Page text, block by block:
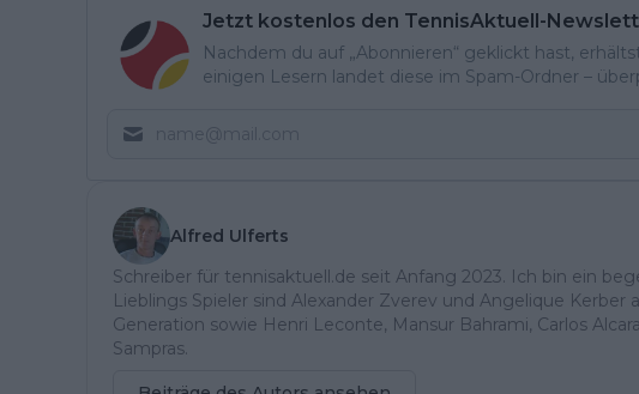
Jetzt kostenlos den TennisAktuell-
Nachdem du auf „Abonnieren“ geklickt hast,
einigen Lesern landet diese im Spam-Ordner –
Alfred Ulferts
Schreiber für tennisaktuell.de seit Anfang 2023. Ich bin ein
Lieblings Spieler sind Alexander Zverev und Angelique Kerber
Generation sowie Henri Leconte, Mansur Bahrami, Carlos
Sampras.